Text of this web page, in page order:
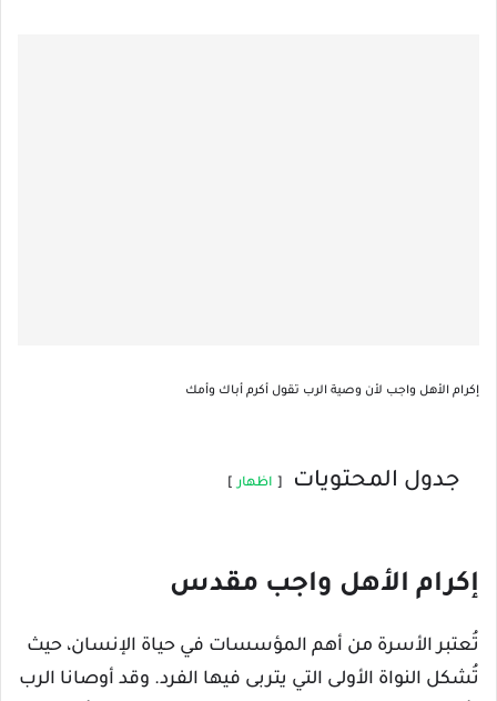
إكرام الأهل واجب لأن وصية الرب تقول أكرم أباك وأمك
جدول المحتويات اظهار
إكرام الأهل واجب مقدس
تُعتبر الأسرة من أهم المؤسسات في حياة الإنسان، حيث
تُشكل النواة الأولى التي يتربى فيها الفرد. وقد أوصانا الرب